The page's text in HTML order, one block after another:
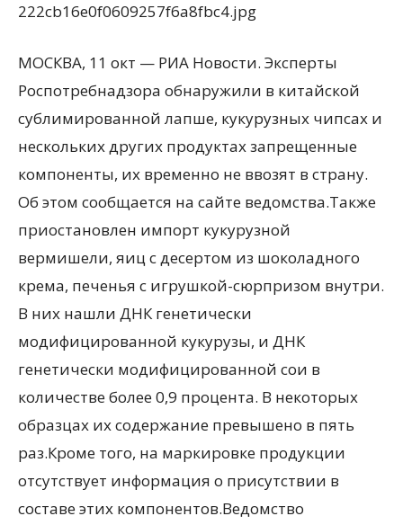
222cb16e0f0609257f6a8fbc4.jpg
МОСКВА, 11 окт — РИА Новости. Эксперты
Роспотребнадзора обнаружили в китайской
сублимированной лапше, кукурузных чипсах и
нескольких других продуктах запрещенные
компоненты, их временно не ввозят в страну.
Об этом сообщается на сайте ведомства.Также
приостановлен импорт кукурузной
вермишели, яиц с десертом из шоколадного
крема, печенья с игрушкой-сюрпризом внутри.
В них нашли ДНК генетически
модифицированной кукурузы, и ДНК
генетически модифицированной сои в
количестве более 0,9 процента. В некоторых
образцах их содержание превышено в пять
раз.Кроме того, на маркировке продукции
отсутствует информация о присутствии в
составе этих компонентов.Ведомство